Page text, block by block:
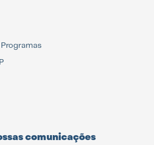
Programas
comunicações